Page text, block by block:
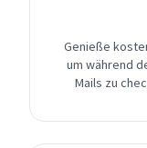
Genieße
um während
Mails zu